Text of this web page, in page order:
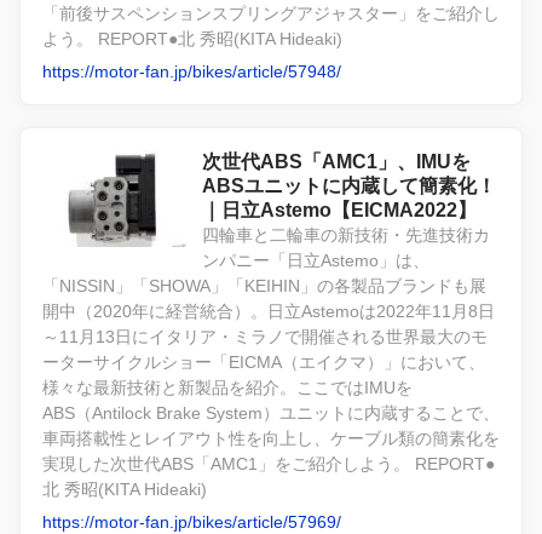
「前後サスペンションスプリングアジャスター」をご紹介し
よう。 REPORT●北 秀昭(KITA Hideaki)
https://motor-fan.jp/bikes/article/57948/
次世代ABS「AMC1」、IMUを
ABSユニットに内蔵して簡素化！
｜日立Astemo【EICMA2022】
四輪車と二輪車の新技術・先進技術カ
ンパニー「日立Astemo」は、
「NISSIN」「SHOWA」「KEIHIN」の各製品ブランドも展
開中（2020年に経営統合）。日立Astemoは2022年11月8日
～11月13日にイタリア・ミラノで開催される世界最大のモ
ーターサイクルショー「EICMA（エイクマ）」において、
様々な最新技術と新製品を紹介。ここではIMUを
ABS（Antilock Brake System）ユニットに内蔵することで、
車両搭載性とレイアウト性を向上し、ケーブル類の簡素化を
実現した次世代ABS「AMC1」をご紹介しよう。 REPORT●
北 秀昭(KITA Hideaki)
https://motor-fan.jp/bikes/article/57969/